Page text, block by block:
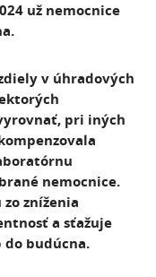
už nemocnice
v úhradových
pri iných
nemocnice.
zníženia
a sťažuje
do budúcna.